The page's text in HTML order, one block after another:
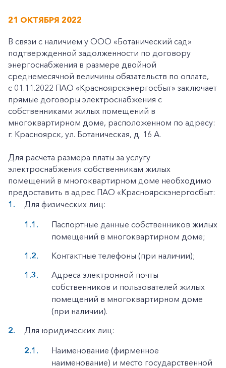
21 ОКТЯБРЯ 2022
В связи с наличием у ООО «Ботанический сад»
подтвержденной задолженности по договору
энергоснабжения в размере двойной
среднемесячной величины обязательств по оплате,
с 01.11.2022 ПАО «Красноярскэнергосбыт» заключает
прямые договоры электроснабжения с
собственниками жилых помещений в
многоквартирном доме, расположенном по адресу:
г. Красноярск, ул. Ботаническая, д. 16 А.
Для расчета размера платы за услугу
электроснабжения собственникам жилых
помещений в многоквартирном доме необходимо
предоставить в адрес ПАО «Красноярскэнергосбыт:
Для физических лиц:
Паспортные данные собственников жилых
помещений в многоквартирном доме;
Контактные телефоны (при наличии);
Адреса электронной почты
собственников и пользователей жилых
помещений в многоквартирном доме
(при наличии).
Для юридических лиц:
Наименование (фирменное
наименование) и место государственной